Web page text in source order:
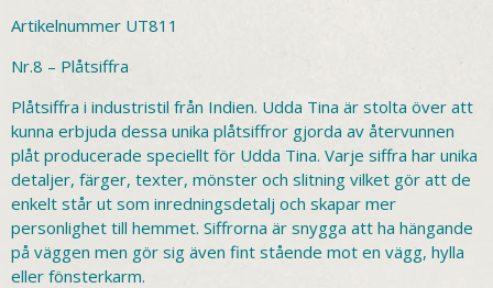
Artikelnummer UT811
Nr.8 – Plåtsiffra
Plåtsiffra i industristil från Indien. Udda Tina är stolta över att
kunna erbjuda dessa unika plåtsiffror gjorda av återvunnen
plåt producerade speciellt för Udda Tina. Varje siffra har unika
detaljer, färger, texter, mönster och slitning vilket gör att de
enkelt står ut som inredningsdetalj och skapar mer
personlighet till hemmet. Siffrorna är snygga att ha hängande
på väggen men gör sig även fint stående mot en vägg, hylla
eller fönsterkarm.